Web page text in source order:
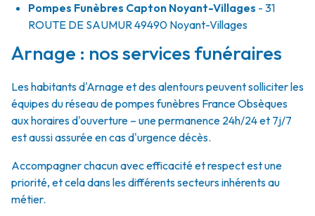
Pompes Funèbres Capton Noyant-Villages - 31
ROUTE DE SAUMUR49490 Noyant-Villages
Arnage : nos services funéraires
Les habitants d'Arnage et des alentours peuvent solliciter les
équipes du réseau de pompes funèbres France Obsèques
aux horaires d'ouverture – une permanence 24h/24 et 7j/7
est aussi assurée en cas d'urgence décès.
Accompagner chacun avec efficacité et respect est une
priorité, et cela dans les différents secteurs inhérents au
métier.